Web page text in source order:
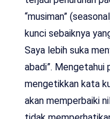
“musiman”
kunci sebaiknya
Saya lebih suka
abadi”. Mengetahui
mengetikkan kata
akan memperbaiki